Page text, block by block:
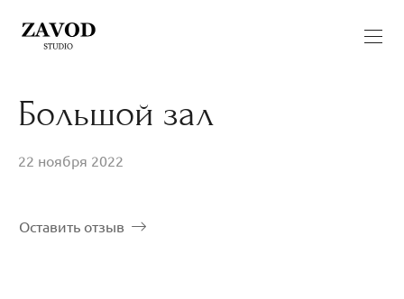
Большой зал
22 ноября 2022
Оставить отзыв